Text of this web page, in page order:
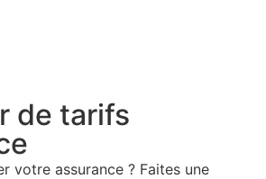
de tarifs
votre assurance ? Faites une